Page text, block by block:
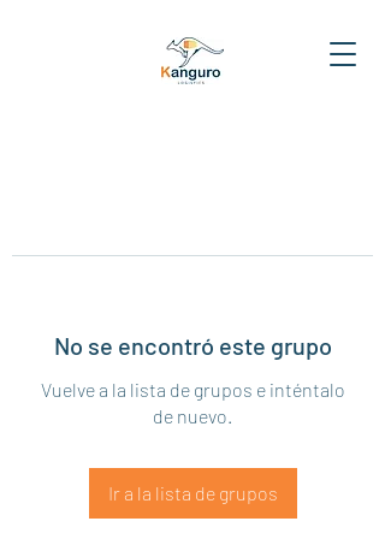
No se encontró este grupo
Vuelve a la lista de grupos e inténtalo
de nuevo.
Ir a la lista de grupos